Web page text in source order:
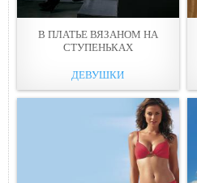
В ПЛАТЬЕ ВЯЗАНОМ НА
СТУПЕНЬКАX
ДЕВУШКИ